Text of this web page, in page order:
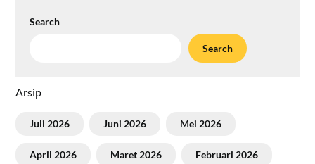
Search
Search
Arsip
Juli 2026 Juni 2026 Mei 2026
April 2026 Maret 2026 Februari 2026